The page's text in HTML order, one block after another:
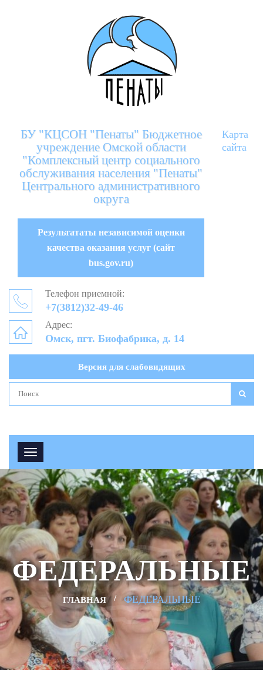
БУ "КЦСОН "Пенаты" Бюджетное
учреждение Омской области
"Комплексный центр социального
обслуживания населения "Пенаты"
Центрального административного
округа
Результататы независимой оценки
качества оказания услуг (сайт
bus.gov.ru)
Карта
сайта
Телефон приемной:
+7(3812)32-49-46
Адрес:
Омск, пгт. Биофабрика, д. 14
Версия для слабовидящих
ФЕДЕРАЛЬНЫЕ
ГЛАВНАЯ ФЕДЕРАЛЬНЫЕ